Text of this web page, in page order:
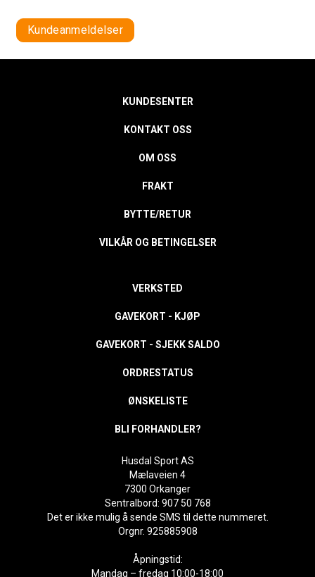
Kundeanmeldelser
KUNDESENTER
KONTAKT OSS
OM OSS
FRAKT
BYTTE/RETUR
VILKÅR OG BETINGELSER
VERKSTED
GAVEKORT - KJØP
GAVEKORT - SJEKK SALDO
ORDRESTATUS
ØNSKELISTE
BLI FORHANDLER?
Husdal Sport AS
Mælaveien 4
7300 Orkanger
Sentralbord: 907 50 768
Det er ikke mulig å sende SMS til dette nummeret.
Orgnr. 925885908
Åpningstid:
Mandag – fredag 10:00-18:00